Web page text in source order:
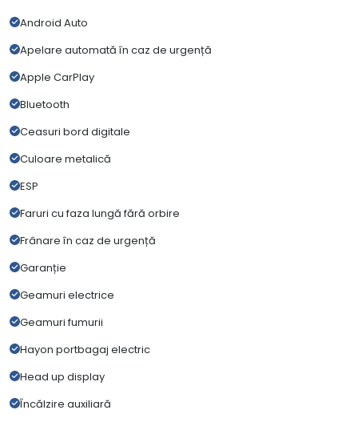
Android Auto
Apelare automată în caz de urgență
Apple CarPlay
Bluetooth
Ceasuri bord digitale
Culoare metalică
ESP
Faruri cu faza lungă fără orbire
Frânare în caz de urgență
Garanție
Geamuri electrice
Geamuri fumurii
Hayon portbagaj electric
Head up display
Încălzire auxiliară